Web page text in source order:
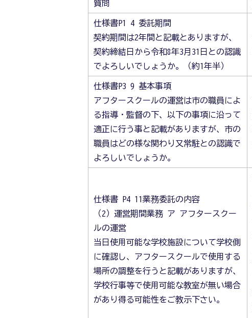
質問
仕様書P1 4 委託期間
契約期間は2年間と記載とありますが、
契約締結日から令和8年3月31日との認識
でよろしいでしょうか。（約1年半）
仕様書P3 9 基本事項
アフタースクールの運営は市の職員によ
る指導・監督の下、以下の事項に沿って
適正に行う事と記載がありますが、市の
職員はどの様な関わり又常駐との認識で
よろしいでしょうか。
仕様書 P4 11業務委託の内容
（2）運営期間業務 ア アフタースクー
ルの運営
当日使用可能な学校施設について学校側
に確認し、アフタースクールで使用する
場所の調整を行うと記載がありますが、
学校行事等で使用可能な教室が無い場合
があり得る可能性をご教示下さい。